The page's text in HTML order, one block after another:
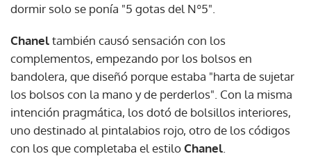
dormir solo se ponía "5 gotas del Nº5".
Chaneltambién causó sensación con los
complementos, empezando por los bolsos en
bandolera, que diseñó porque estaba "harta de sujetar
los bolsos con la mano y de perderlos". Con la misma
intención pragmática, los dotó de bolsillos interiores,
uno destinado al pintalabios rojo, otro de los códigos
con los que completaba el estiloChanel